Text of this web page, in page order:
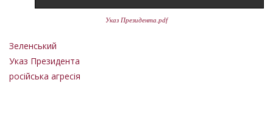
Указ Президента.pdf
Зеленський
Указ Президента
російська агресія